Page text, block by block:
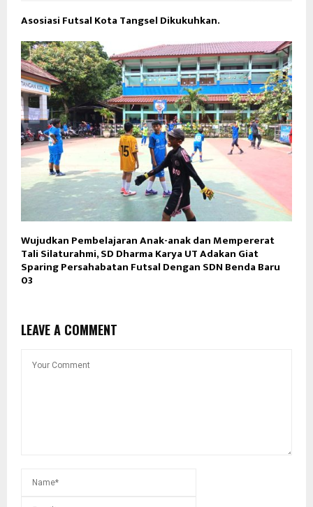
Asosiasi Futsal Kota Tangsel Dikukuhkan.
Wujudkan Pembelajaran Anak-anak dan Mempererat
Tali Silaturahmi, SD Dharma Karya UT Adakan Giat
Sparing Persahabatan Futsal Dengan SDN Benda Baru
03
LEAVE A COMMENT